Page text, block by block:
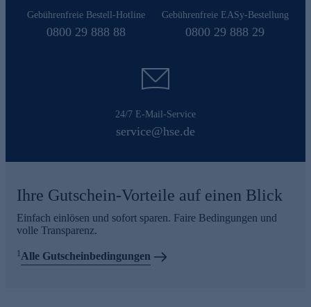
Gebührenfreie Bestell-Hotline
0800 29 888 88
Gebührenfreie EASy-Bestellung
0800 29 888 29
24/7 E-Mail-Service
service@hse.de
Ihre Gutschein-Vorteile auf einen Blick
Einfach einlösen und sofort sparen. Faire Bedingungen und
volle Transparenz.
1Alle Gutscheinbedingungen